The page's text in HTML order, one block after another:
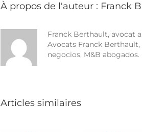
À propos de l'auteur : Franck
Franck Berthault, avocat
Avocats Franck
negocios, M&B abogados.
Articles similaires